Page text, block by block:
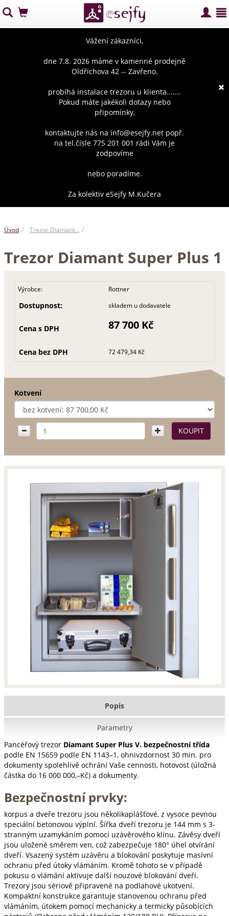
×
Vážení zákazníci,
dne 7.8. 2026 máme v kamenné prodejně
Oldřichova 42 -- Zavřeno.
probíhá instalace trezoru u klienta.......
Pokud máte jakékoli dotazy nebo
připomínky,
kontaktujte nás na info@esejfy.net popř.
na tel.čísle 775 201 001 rádi Vám je
zodpovíme
nebo poradíme.
Za kolektiv eSejfy M.Kučera
Úvod Trezor Diamant…
Trezor Diamant Super Plus 1
Výrobce: Rottner
Dostupnost: skladem u dodavatele
Cena s DPH 87 700 Kč
Cena bez DPH 72 479,34 Kč
Kotvení
Popis
Parametry
Pancéřový trezor Diamant Super Plus V. bezpečnostní třída
podle EN 15659 podle EN 1143–1, ohnivzdornost 30 min. pro
dokumenty spolehlivě ochrání Vaše cennosti, hotovost (úložná
částka do 16 000 000,–Kč) a dokumenty.
Bezpečnostní prvky:
korpus a dveře trezoru jsou několikaplášťové, z vysoce pevnou
speciální betonovou výplní. Šířka dveří trezoru je 144 mm s 3-
stranným uzamykáním pomocí uzávěrového klínu. Závěsy dveří
jsou uložené směrem ven, což zabezpečuje 180° úhel otvírání
dveří. Vsazený systém uzávěru a blokování poskytuje masívní
ochranu před útoky vlámáním. Kromě tohoto se v případě
pokusu o vlámání aktivuje další nouzové blokování dveří.
Trezory jsou sériově připravené na podlahové ukotvení.
Kompaktní konstrukce garantuje stanovenou ochranu před
vlámáním, útokem pomocí mechanicky a termicky působících